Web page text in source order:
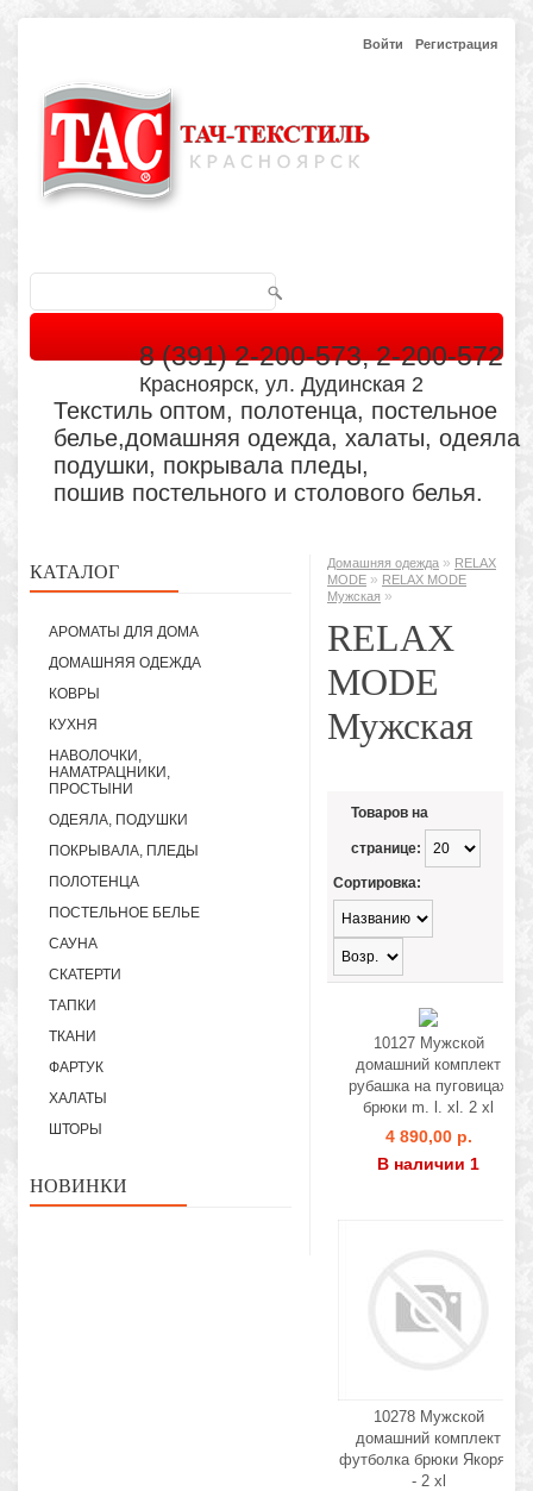
Войти Регистрация
8 (391) 2-200-573, 2-200-572
Красноярск, ул. Дудинская 2
Текстиль оптом, полотенца, постельное
белье,домашняя одежда, халаты, одеяла
подушки, покрывала пледы,
пошив постельного и столового белья.
КАТАЛОГ
АРОМАТЫ ДЛЯ ДОМА
ДОМАШНЯЯ ОДЕЖДА
КОВРЫ
КУХНЯ
НАВОЛОЧКИ,
НАМАТРАЦНИКИ,
ПРОСТЫНИ
ОДЕЯЛА, ПОДУШКИ
ПОКРЫВАЛА, ПЛЕДЫ
ПОЛОТЕНЦА
ПОСТЕЛЬНОЕ БЕЛЬЕ
САУНА
СКАТЕРТИ
ТАПКИ
ТКАНИ
ФАРТУК
ХАЛАТЫ
ШТОРЫ
НОВИНКИ
Домашняя одежда » RELAX
MODE » RELAX MODE
Мужская »
RELAX
MODE
Мужская
Товаров на
странице:
Сортировка:
10127 Мужской
домашний комплект
рубашка на пуговицах
брюки m. l. xl. 2 xl
4 890,00 р.
В наличии 1
10278 Мужской
домашний комплект
футболка брюки Якоря s
- 2 xl